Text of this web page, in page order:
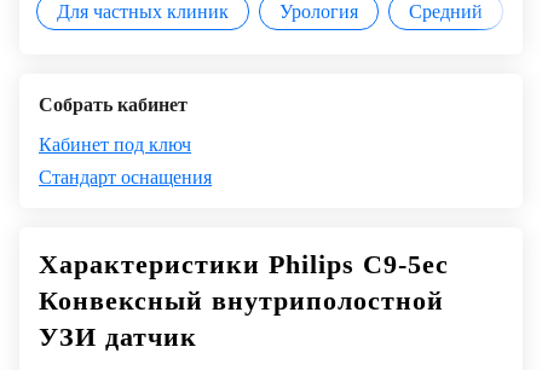
Для частных клиник Урология Средний
Собрать кабинет
Кабинет под ключ
Стандарт оснащения
Характеристики Philips C9-5ec
Конвексный внутриполостной
УЗИ датчик